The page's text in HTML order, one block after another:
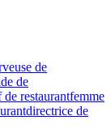
de
de
de restaurantfemme
directrice de